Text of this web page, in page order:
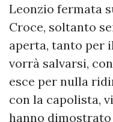
Leonzio fermata
Croce, soltanto
aperta, tanto per
vorrà salvarsi,
esce per nulla
con la capolista,
hanno